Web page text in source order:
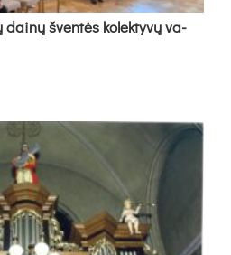
dai­nų šven­tės ko­lek­ty­vų va­